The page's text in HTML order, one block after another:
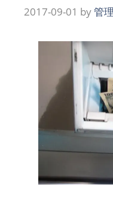
2017-09-01 by管